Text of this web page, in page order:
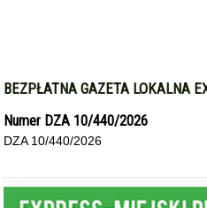
BEZPŁATNA GAZETA LOKALNA
Numer DZA 10/440/2026
DZA 10/440/2026